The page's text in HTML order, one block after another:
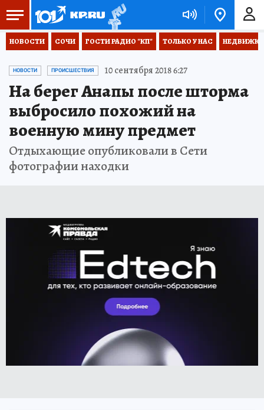
НОВОСТИ СОЧИ ГОСТИ РАДИО "КП" ТОЛЬКО У НАС НЕДВИЖКА
НОВОСТИ ПРОИСШЕСТВИЯ 10 сентября 2018 6:27
На берег Анапы после шторма
выбросило похожий на
военную мину предмет
Отдыхающие опубликовали в Сети
фотографии находки